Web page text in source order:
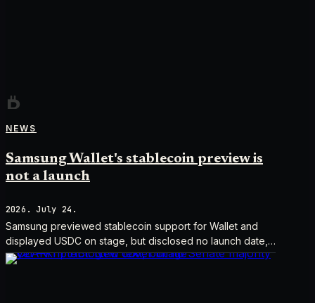
NEWS
Samsung Wallet's stablecoin preview is
not a launch
2026. July 24.
Samsung previewed stablecoin support for Wallet and
displayed USDC on stage, but disclosed no launch date,
market list, issuer agreement, or technical rollout details.